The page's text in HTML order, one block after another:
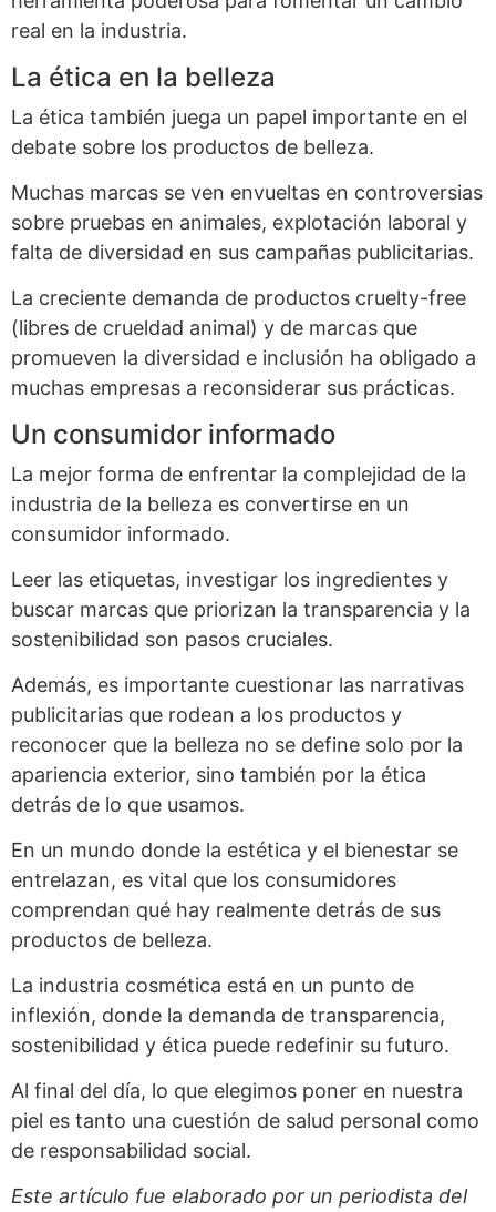
real en la industria.
La ética en la belleza
La ética también juega un papel importante en el
debate sobre los productos de belleza.
Muchas marcas se ven envueltas en controversias
sobre pruebas en animales, explotación laboral y
falta de diversidad en sus campañas publicitarias.
La creciente demanda de productos cruelty-free
(libres de crueldad animal) y de marcas que
promueven la diversidad e inclusión ha obligado a
muchas empresas a reconsiderar sus prácticas.
Un consumidor informado
La mejor forma de enfrentar la complejidad de la
industria de la belleza es convertirse en un
consumidor informado.
Leer las etiquetas, investigar los ingredientes y
buscar marcas que priorizan la transparencia y la
sostenibilidad son pasos cruciales.
Además, es importante cuestionar las narrativas
publicitarias que rodean a los productos y
reconocer que la belleza no se define solo por la
apariencia exterior, sino también por la ética
detrás de lo que usamos.
En un mundo donde la estética y el bienestar se
entrelazan, es vital que los consumidores
comprendan qué hay realmente detrás de sus
productos de belleza.
La industria cosmética está en un punto de
inflexión, donde la demanda de transparencia,
sostenibilidad y ética puede redefinir su futuro.
Al final del día, lo que elegimos poner en nuestra
piel es tanto una cuestión de salud personal como
de responsabilidad social.
Este artículo fue elaborado por un periodista del